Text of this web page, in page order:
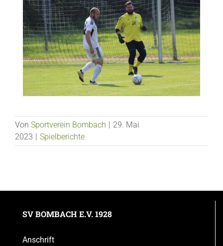
Von Sportverein Bombach | 29. Mai
2023 | Spielberichte
SV BOMBACH E.V. 1928
Anschrift